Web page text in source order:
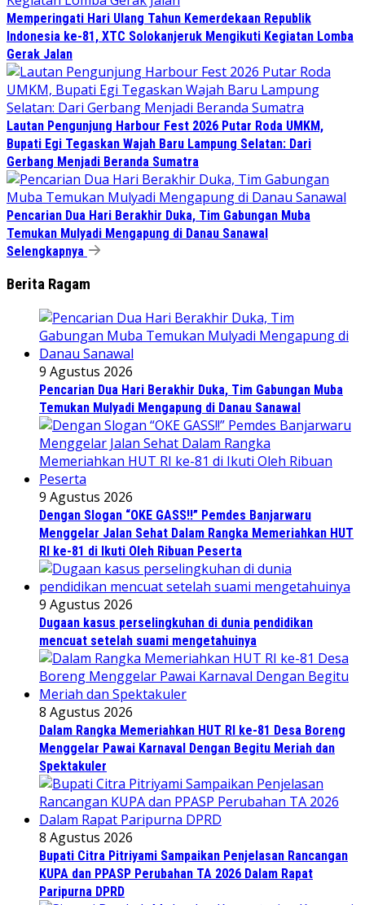
Memperingati Hari Ulang Tahun Kemerdekaan Republik
Indonesia ke-81, XTC Solokanjeruk Mengikuti Kegiatan Lomba
Gerak Jalan
Lautan Pengunjung Harbour Fest 2026 Putar Roda UMKM,
Bupati Egi Tegaskan Wajah Baru Lampung Selatan: Dari
Gerbang Menjadi Beranda Sumatra
Pencarian Dua Hari Berakhir Duka, Tim Gabungan Muba
Temukan Mulyadi Mengapung di Danau Sanawal
Selengkapnya
Berita Ragam
9 Agustus 2026
Pencarian Dua Hari Berakhir Duka, Tim Gabungan Muba
Temukan Mulyadi Mengapung di Danau Sanawal
9 Agustus 2026
Dengan Slogan “OKE GASS!!” Pemdes Banjarwaru
Menggelar Jalan Sehat Dalam Rangka Memeriahkan HUT
RI ke-81 di Ikuti Oleh Ribuan Peserta
9 Agustus 2026
Dugaan kasus perselingkuhan di dunia pendidikan
mencuat setelah suami mengetahuinya
8 Agustus 2026
Dalam Rangka Memeriahkan HUT RI ke-81 Desa Boreng
Menggelar Pawai Karnaval Dengan Begitu Meriah dan
Spektakuler
8 Agustus 2026
Bupati Citra Pitriyami Sampaikan Penjelasan Rancangan
KUPA dan PPASP Perubahan TA 2026 Dalam Rapat
Paripurna DPRD